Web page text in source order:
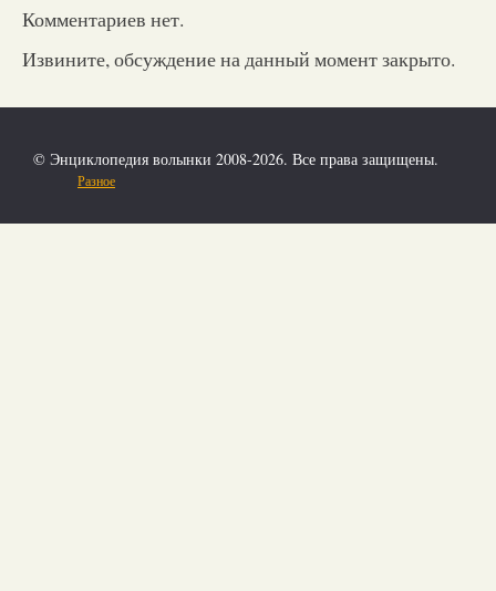
Комментариев нет.
Извините, обсуждение на данный момент закрыто.
© Энциклопедия волынки 2008-2026. Все права защищены.
Разное